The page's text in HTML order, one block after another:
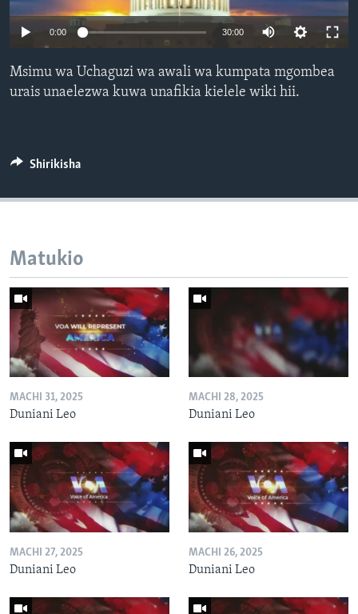
0:00 30:00
Msimu wa Uchaguzi wa awali wa kumpata mgombea
urais unaelezwa kuwa unafikia kielele wiki hii.
Shirikisha
Matukio
MACHI 31, 2025
Duniani Leo
MACHI 28, 2025
Duniani Leo
MACHI 27, 2025
Duniani Leo
MACHI 26, 2025
Duniani Leo